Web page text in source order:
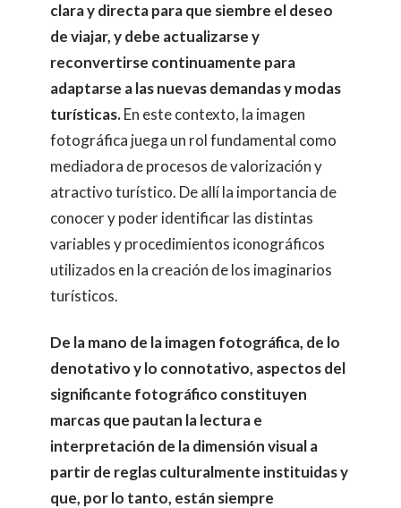
clara y directa para que siembre el deseo
de viajar, y debe actualizarse y
reconvertirse continuamente para
adaptarse a las nuevasdemandas y modas
turísticas.En este contexto, la imagen
fotográfica juega un rol fundamental como
mediadora de procesos de valorización y
atractivo turístico. De allí la importancia de
conocer y poder identificar las distintas
variables y procedimientos iconográficos
utilizados en la creación de los imaginarios
turísticos.
De la mano de la imagen fotográfica, de lo
denotativo y lo connotativo, aspectos del
significante fotográfico constituyen
marcas que pautan la lectura e
interpretación de la dimensión visual a
partir de reglas culturalmente instituidas y
que, por lo tanto, están siempre